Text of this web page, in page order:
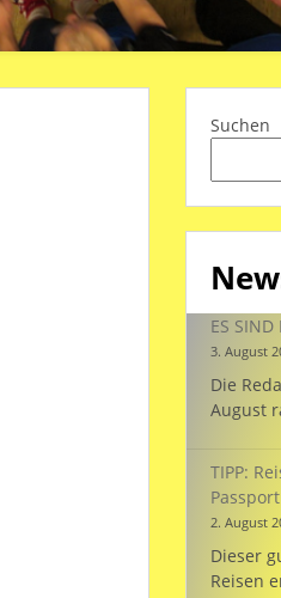
Suchen
ES SIND
3. August
Die
August
TIPP:
Passport
2. August
Dieser
Reisen